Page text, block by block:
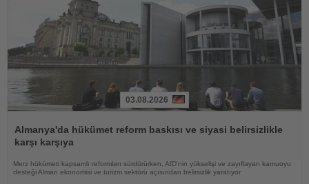
Oku
03.08.2026
Almanya'da hükümet reform baskısı ve siyasi belirsizlikle
karşı karşıya
Merz hükümeti kapsamlı reformları sürdürürken, AfD'nin yükselişi ve zayıflayan kamuoyu
desteği Alman ekonomisi ve turizm sektörü açısından belirsizlik yaratıyor